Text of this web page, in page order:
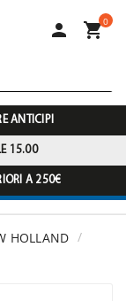
 0
ANTICIPI
15.00
A 250€
HOLLAND